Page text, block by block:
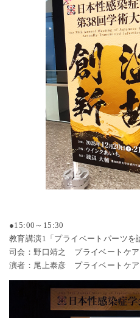
●15:00～15:30
教育講演1「プライベートパーツを
司会：野口靖之 プライベートケ
演者：尾上泰彦 プライベートケ